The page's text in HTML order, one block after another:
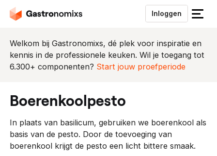
Inloggen
S
u
i
e
u
Welkom bij Gastronomixs, dé plek voor inspiratie en
kennis in de professionele keuken. Wil je toegang tot
6.300+ componenten? Start jouw proefperiode
boerenkoolpesto
In plaats van basilicum, gebruiken we boerenkool als
basis van de pesto. Door de toevoeging van
boerenkool krijgt de pesto een licht bittere smaak.